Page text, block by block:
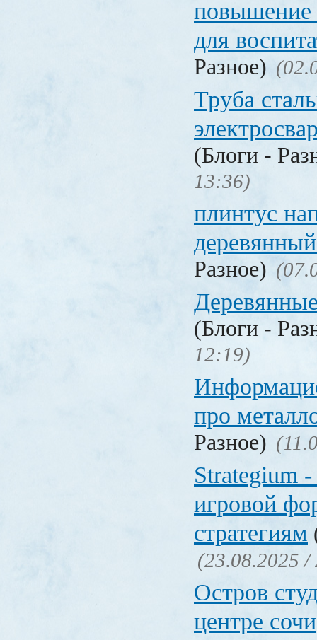
повышение
для
Разное)
Труба
(Блоги -
13:36)
плинтус
Разное)
(Блоги -
12:19)
про
Разное)
Strategium
игровой
стратегиям
(23.08.2025 /
Остров
центре сочи